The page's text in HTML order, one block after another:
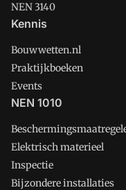
NEN 3140
Kennis
Bouwwetten.nl
Praktijkboeken
Events
NEN 1010
Elektrisch materieel
Inspectie
Bijzondere installaties